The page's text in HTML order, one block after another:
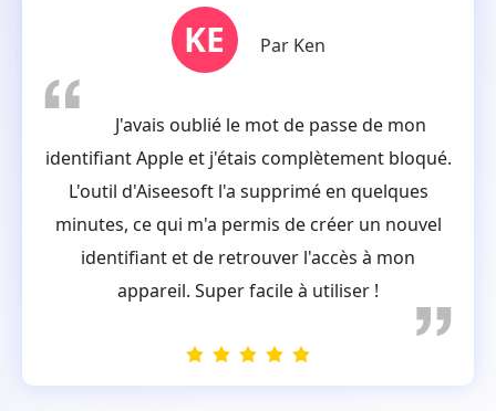
KE Par Ken
J'avais oublié le mot de passe de mon
identifiant Apple et j'étais complètement bloqué.
L'outil d'Aiseesoft l'a supprimé en quelques
minutes, ce qui m'a permis de créer un nouvel
identifiant et de retrouver l'accès à mon
appareil. Super facile à utiliser !